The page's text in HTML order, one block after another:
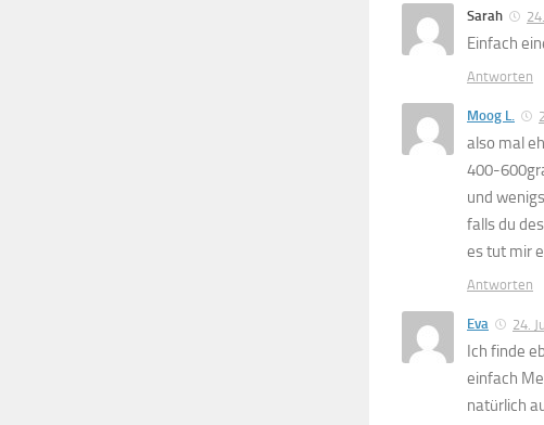
Sarah
Einfach
Antworten
Moog L.
also mal
400-
und
falls du
es tut mir
Antworten
Eva 24.
Ich finde
einfach
natürlich